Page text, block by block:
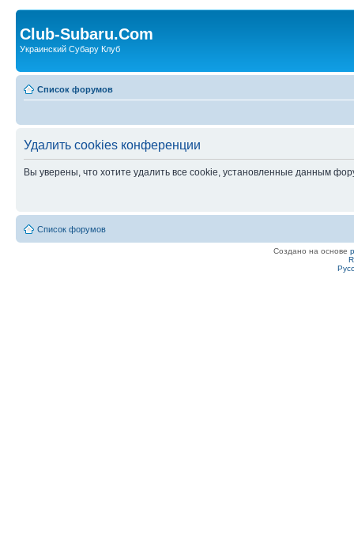
Club-Subaru.Com
Украинский Субару Клуб
Список форумов
Удалить cookies конференции
Вы уверены, что хотите удалить все cookie, установленные данным
Список форумов
Создано на основе